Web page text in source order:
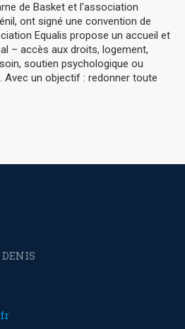
de Basket et l'association
ont signé une convention de
Equalis propose un accueil et
– accès aux droits, logement,
soutien psychologique ou
un objectif : redonner toute